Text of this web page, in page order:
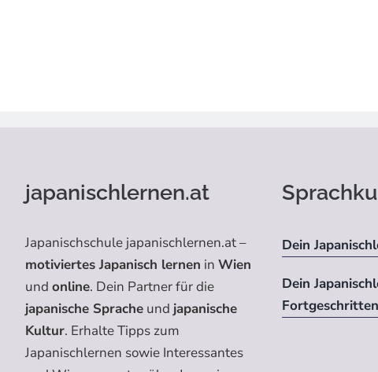
japanischlernen.at
Japanischschule japanischlernen.at –
motiviertes Japanisch lernen in Wien
und online. Dein Partner für die
japanische Spracheund japanische
Kultur. Erhalte Tipps zum
Japanischlernen sowie Interessantes
Dein
Dein